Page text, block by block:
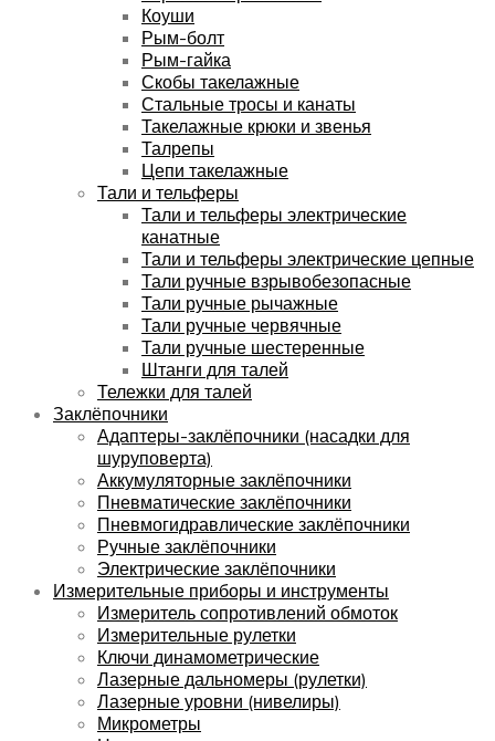
Коуши
Рым-болт
Рым-гайка
Скобы такелажные
Стальные тросы и канаты
Такелажные крюки и звенья
Талрепы
Цепи такелажные
Тали и тельферы
Тали и тельферы электрические
канатные
Тали и тельферы электрические цепные
Тали ручные взрывобезопасные
Тали ручные рычажные
Тали ручные червячные
Тали ручные шестеренные
Штанги для талей
Тележки для талей
Заклёпочники
Адаптеры-заклёпочники (насадки для
шуруповерта)
Аккумуляторные заклёпочники
Пневматические заклёпочники
Пневмогидравлические заклёпочники
Ручные заклёпочники
Электрические заклёпочники
Измерительные приборы и инструменты
Измеритель сопротивлений обмоток
Измерительные рулетки
Ключи динамометрические
Лазерные дальномеры (рулетки)
Лазерные уровни (нивелиры)
Микрометры